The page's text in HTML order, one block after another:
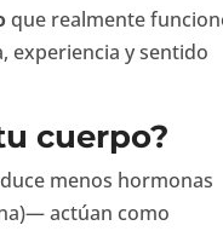
que realmente
experiencia y sentido
cuerpo?
menos hormonas
actúan como